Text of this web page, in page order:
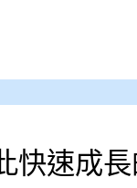
快速成